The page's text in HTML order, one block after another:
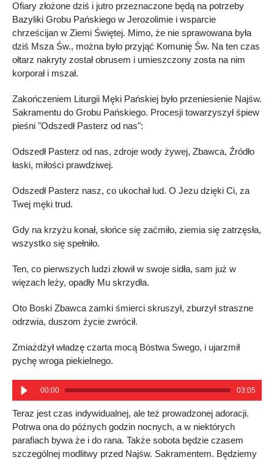
Ofiary złożone dziś i jutro przeznaczone będą na potrzeby
Bazyliki Grobu Pańskiego w Jerozolimie i wsparcie
chrześcijan w Ziemi Świętej. Mimo, że nie sprawowana była
dziś Msza Św., można było przyjąć Komunię Św. Na ten czas
ołtarz nakryty został obrusem i umieszczony zosta na nim
korporał i mszał.
Zakończeniem Liturgii Męki Pańskiej było przeniesienie Najśw.
Sakramentu do Grobu Pańskiego. Procesji towarzyszył śpiew
pieśni "Odszedł Pasterz od nas":
Odszedł Pasterz od nas, zdroje wody żywej, Zbawca, Źródło
łaski, miłości prawdziwej.
Odszedł Pasterz nasz, co ukochał lud. O Jezu dzięki Ci, za
Twej męki trud.
Gdy na krzyżu konał, słońce się zaćmiło, ziemia się zatrzęsła,
wszystko się spełniło.
Ten, co pierwszych ludzi złowił w swoje sidła, sam już w
więzach leży, opadły Mu skrzydła.
Oto Boski Zbawca zamki śmierci skruszył, zburzył straszne
odrzwia, duszom życie zwrócił.
Zmiażdżył władzę czarta mocą Bóstwa Swego, i ujarzmił
pychę wroga piekielnego.
00:00 03:05
Teraz jest czas indywidualnej, ale też prowadzonej adoracji.
Potrwa ona do późnych godzin nocnych, a w niektórych
parafiach bywa że i do rana. Także sobota będzie czasem
szczególnej modlitwy przed Najśw. Sakramentem. Będziemy